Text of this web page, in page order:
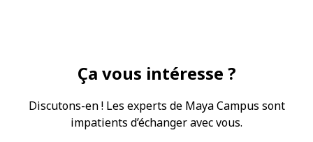
Ça vous intéresse ?
Discutons-en ! Les experts de Maya Campus sont
impatients d’échanger avec vous.